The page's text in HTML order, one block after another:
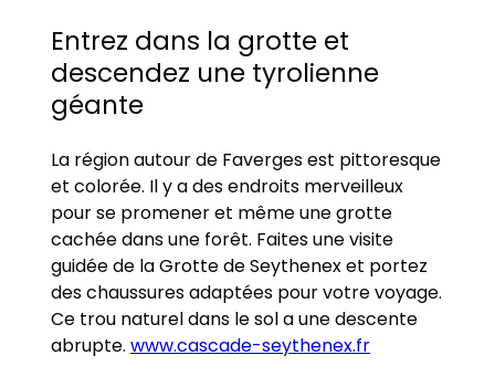
Entrez dans la grotte et
descendez une tyrolienne
géante
La région autour de Faverges est pittoresque
et colorée. Il y a des endroits merveilleux
pour se promener et même une grotte
cachée dans une forêt. Faites une visite
guidée de la Grotte de Seythenex et portez
des chaussures adaptées pour votre voyage.
Ce trou naturel dans le sol a une descente
abrupte.www.cascade-seythenex.fr